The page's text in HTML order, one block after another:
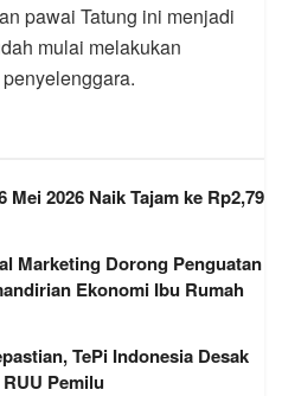
pawai Tatung ini menjadi
mulai melakukan
2026 Naik Tajam ke Rp2,79
Marketing Dorong Penguatan
Ekonomi Ibu Rumah
TePi Indonesia Desak
Pemilu